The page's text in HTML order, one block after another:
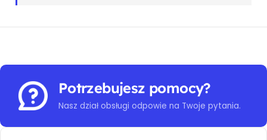
Potrzebujesz pomocy?
Nasz dział obsługi odpowie na Twoje pytania.